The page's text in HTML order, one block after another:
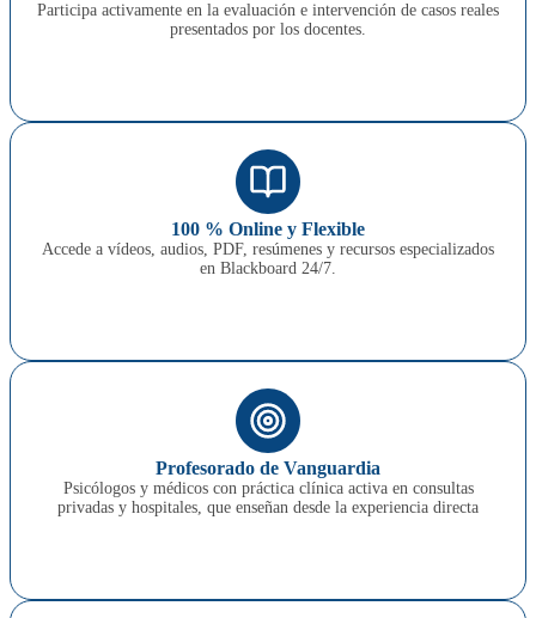
Participa activamente en la evaluación e intervención de casos reales
presentados por los docentes.
100 % Online y Flexible
Accede a vídeos, audios, PDF, resúmenes y recursos especializados
en Blackboard 24/7.
Profesorado de Vanguardia
Psicólogos y médicos con práctica clínica activa en consultas
privadas y hospitales, que enseñan desde la experiencia directa